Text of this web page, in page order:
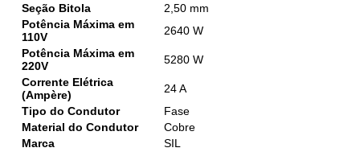
Seção Bitola
2,50 mm
Potência Máxima em
110V
2640 W
Potência Máxima em
220V
5280 W
Corrente Elétrica
(Ampère)
24 A
Tipo do Condutor
Fase
Material do Condutor
Cobre
Marca
SIL